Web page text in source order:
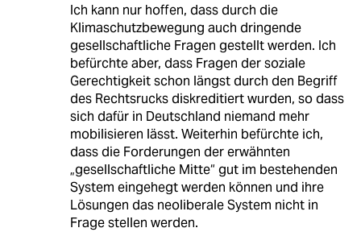
Ich kann nur hoffen, dass durch die
Klimaschutzbewegung auch dringende
gesellschaftliche Fragen gestellt werden. Ich
befürchte aber, dass Fragen der soziale
Gerechtigkeit schon längst durch den Begriff
des Rechtsrucks diskreditiert wurden, so dass
sich dafür in Deutschland niemand mehr
mobilisieren lässt. Weiterhin befürchte ich,
dass die Forderungen der erwähnten
„gesellschaftliche Mitte“ gut im bestehenden
System eingehegt werden können und ihre
Lösungen das neoliberale System nicht in
Frage stellen werden.